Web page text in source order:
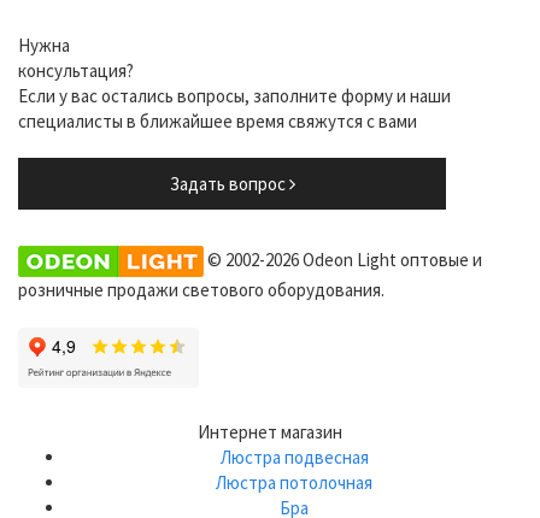
Нужна
консультация?
Если у вас остались вопросы, заполните форму и наши
специалисты в ближайшее время свяжутся с вами
Задать вопрос
© 2002-2026 Odeon Light оптовые и
розничные продажи светового оборудования.
Интернет магазин
Люстра подвесная
Люстра потолочная
Бра